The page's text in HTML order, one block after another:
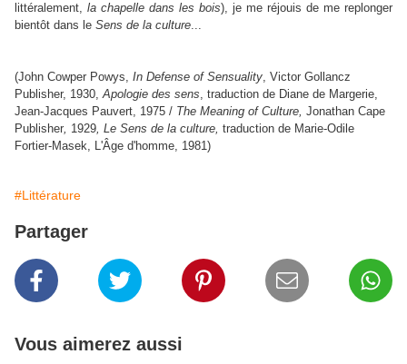
littéralement, la chapelle dans les bois), je me réjouis de me replonger
bientôt dans le Sens de la culture...
(John Cowper Powys, In Defense of Sensuality, Victor Gollancz
Publisher, 1930,Apologie des sens, traduction de Diane de Margerie,
Jean-Jacques Pauvert, 1975 / The Meaning of Culture, Jonathan Cape
Publisher, 1929, Le Sens de la culture, traduction de Marie-Odile
Fortier-Masek, L'Âge d'homme, 1981)
#Littérature
Partager
Vous aimerez aussi